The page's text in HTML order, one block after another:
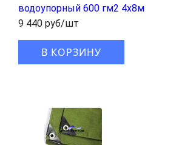
водоупорный 600 гм2 4x8м
9 440 руб/шт
В КОРЗИНУ